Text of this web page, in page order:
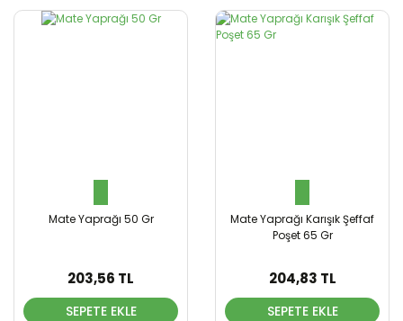
Mate Yaprağı 50 Gr
203,56 TL
SEPETE EKLE
Mate Yaprağı Karışık Şeffaf
Poşet 65 Gr
204,83 TL
SEPETE EKLE